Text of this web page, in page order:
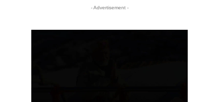
- Advertisement -